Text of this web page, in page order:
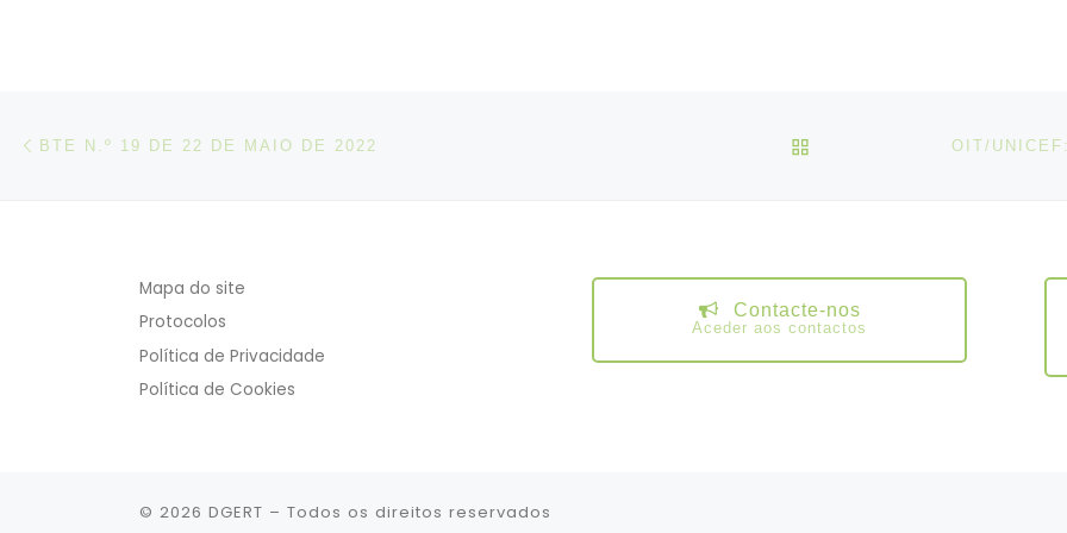
Post navigation
BTE N.º 19 DE 22 DE MAIO DE 2022 VOLTAR À LISTA DE
Mapa do site
Protocolos
Política de Privacidade
Política de Cookies
Contacte-nos
Aceder aos contactos
© 2026 DGERT – Todos os direitos reservados